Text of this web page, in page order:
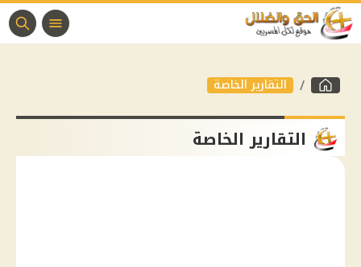
التقارير الخاصة
التقارير الخاصة